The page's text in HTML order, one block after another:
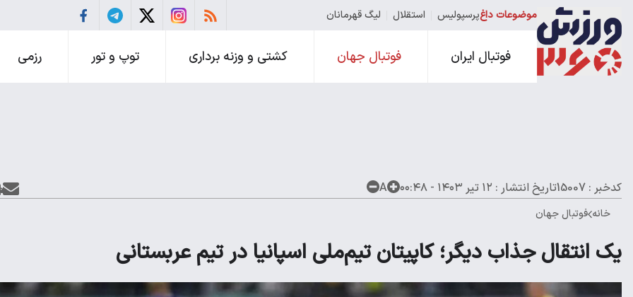
موضوعات داغپرسپولیس استقلال لیگ قهرمانان
فوتبال ایران فوتبال جهان کشتی و وزنه برداری توپ و تور رزمی
کدخبر : 15007 تاریخ انتشار : ۱۲ تیر ۱۴۰۳ - ۰۰:۴۸ A
خانه فوتبال جهان
یک انتقال جذاب دیگر؛ کاپیتان تیم‌ملی اسپانیا در تیم عربستانی